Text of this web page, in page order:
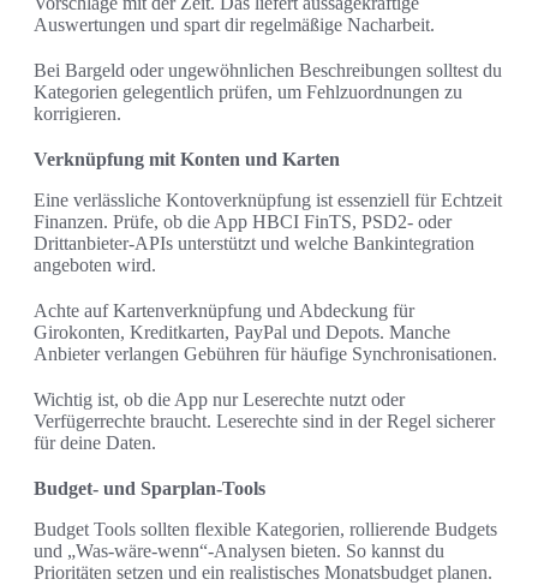
Auswertungen und spart dir regelmäßige Nacharbeit.
Bei Bargeld oder ungewöhnlichen Beschreibungen solltest du
Kategorien gelegentlich prüfen, um Fehlzuordnungen zu
korrigieren.
Verknüpfung mit Konten und Karten
Eine verlässliche Kontoverknüpfung ist essenziell für Echtzeit
Finanzen. Prüfe, ob die App HBCI FinTS, PSD2- oder
Drittanbieter-APIs unterstützt und welche Bankintegration
angeboten wird.
Achte auf Kartenverknüpfung und Abdeckung für
Girokonten, Kreditkarten, PayPal und Depots. Manche
Anbieter verlangen Gebühren für häufige Synchronisationen.
Wichtig ist, ob die App nur Leserechte nutzt oder
Verfügerrechte braucht. Leserechte sind in der Regel sicherer
für deine Daten.
Budget- und Sparplan-Tools
Budget Tools sollten flexible Kategorien, rollierende Budgets
und „Was-wäre-wenn“-Analysen bieten. So kannst du
Prioritäten setzen und ein realistisches Monatsbudget planen.